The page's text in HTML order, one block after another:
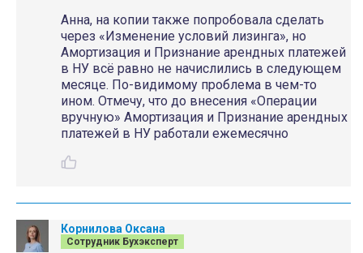
Анна, на копии также попробовала сделать
через «Изменение условий лизинга», но
Амортизация и Признание арендных платежей
в НУ всё равно не начислились в следующем
месяце. По-видимому проблема в чем-то
ином. Отмечу, что до внесения «Операции
вручную» Амортизация и Признание арендных
платежей в НУ работали ежемесячно
Корнилова Оксана
Сотрудник Бухэксперт